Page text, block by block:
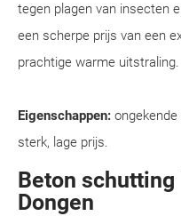
tegen plagen van insecten
een scherpe prijs van een
prachtige warme uitstraling.
Eigenschappen:
sterk, lage prijs.
Beton
Dongen